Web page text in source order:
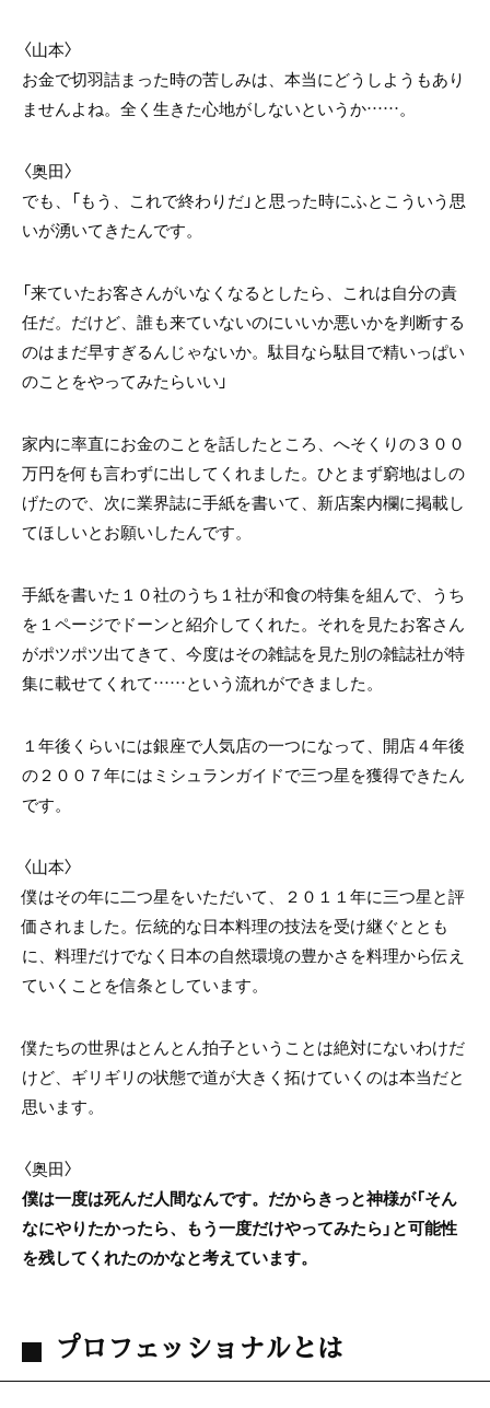
〈山本〉
お金で切羽詰まった時の苦しみは、本当にどうしようもあり
ませんよね。全く生きた心地がしないというか……。
〈奥田〉
でも、「もう、これで終わりだ」と思った時にふとこういう思
いが湧いてきたんです。
「来ていたお客さんがいなくなるとしたら、これは自分の責
任だ。だけど、誰も来ていないのにいいか悪いかを判断する
のはまだ早すぎるんじゃないか。駄目なら駄目で精いっぱい
のことをやってみたらいい」
家内に率直にお金のことを話したところ、へそくりの３００
万円を何も言わずに出してくれました。ひとまず窮地はしの
げたので、次に業界誌に手紙を書いて、新店案内欄に掲載し
てほしいとお願いしたんです。
手紙を書いた１０社のうち１社が和食の特集を組んで、うち
を１ページでドーンと紹介してくれた。それを見たお客さん
がポツポツ出てきて、今度はその雑誌を見た別の雑誌社が特
集に載せてくれて……という流れができました。
１年後くらいには銀座で人気店の一つになって、開店４年後
の２００７年にはミシュランガイドで三つ星を獲得できたん
です。
〈山本〉
僕はその年に二つ星をいただいて、２０１１年に三つ星と評
価されました。伝統的な日本料理の技法を受け継ぐととも
に、料理だけでなく日本の自然環境の豊かさを料理から伝え
ていくことを信条としています。
僕たちの世界はとんとん拍子ということは絶対にないわけだ
けど、ギリギリの状態で道が大きく拓けていくのは本当だと
思います。
〈奥田〉
僕は一度は死んだ人間なんです。だからきっと神様が「そん
なにやりたかったら、もう一度だけやってみたら」と可能性
を残してくれたのかなと考えています。
プロフェッショナルとは